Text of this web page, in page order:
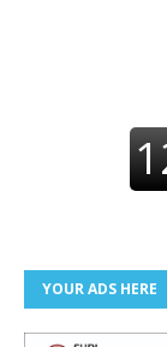
YOUR ADS HERE